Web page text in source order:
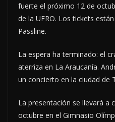
fuerte el próximo 12 de
de la UFRO. Los tickets
Passline.
La espera ha terminado: el
aterriza en La Araucanía.
un concierto en la ciudad de
La presentación se llevará a
octubre en el Gimnasio